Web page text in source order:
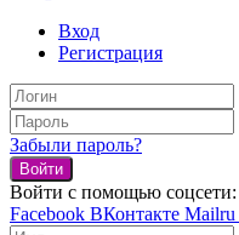
Вход
Регистрация
Забыли пароль?
Войти
Войти с помощью соцсети:
Facebook ВКонтакте Mailru